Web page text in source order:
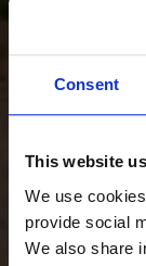
Consent
This website
We use
provide social
We also share